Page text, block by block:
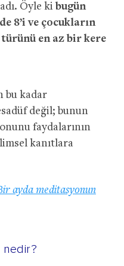
Öyle ki bugün
8’i ve çocukların
türünü en az bir kere
bu kadar
değil; bunun
faydalarının
kanıtlara
ayda meditasyonun
nedir?